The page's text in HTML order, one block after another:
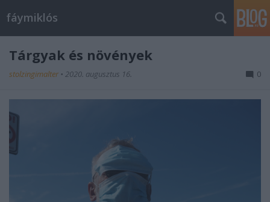
fáymiklós
Tárgyak és növények
stolzingimalter • 2020. augusztus 16. 0